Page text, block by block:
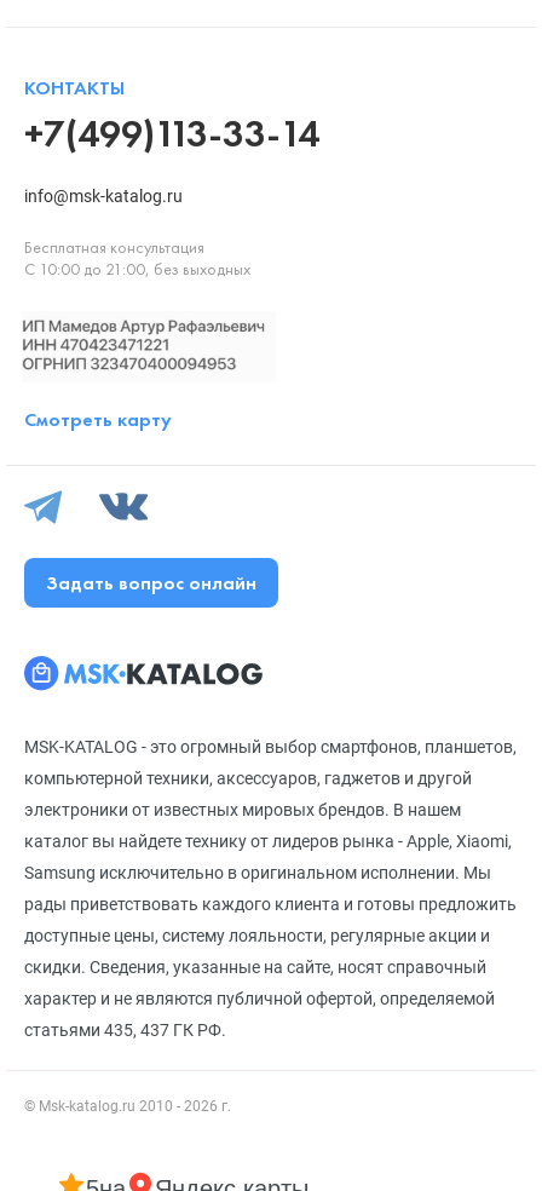
MSK-KATALOG - это огромный выбор смартфонов, планшетов,
компьютерной техники, аксессуаров, гаджетов и другой
электроники от известных мировых брендов. В нашем
каталог вы найдете технику от лидеров рынка - Apple, Xiaomi,
Samsung исключительно в оригинальном исполнении. Мы
рады приветствовать каждого клиента и готовы предложить
доступные цены, систему лояльности, регулярные акции и
скидки. Сведения, указанные на сайте, носят справочный
характер и не являются публичной офертой, определяемой
статьями 435, 437 ГК РФ.
© Msk-katalog.ru 2010 - 2026 г.
КОНТАКТЫ
+7(499)113-33-14
info@msk-katalog.ru
Бесплатная консультация
С 10:00 до 21:00, без выходных
Смотреть карту
Задать вопрос онлайн